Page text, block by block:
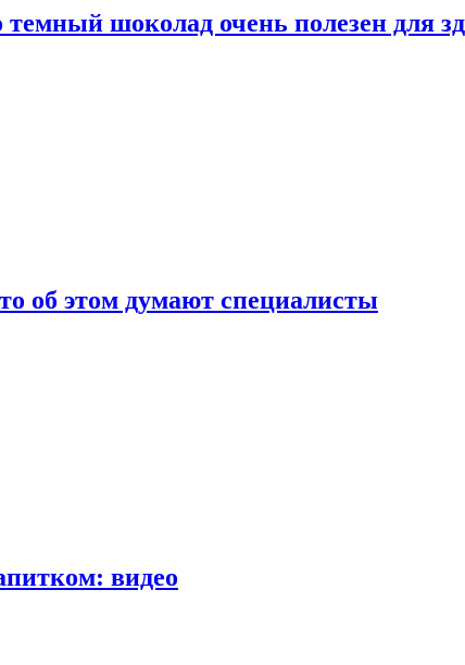
шоколад очень полезен для
об этом думают специалисты
видео